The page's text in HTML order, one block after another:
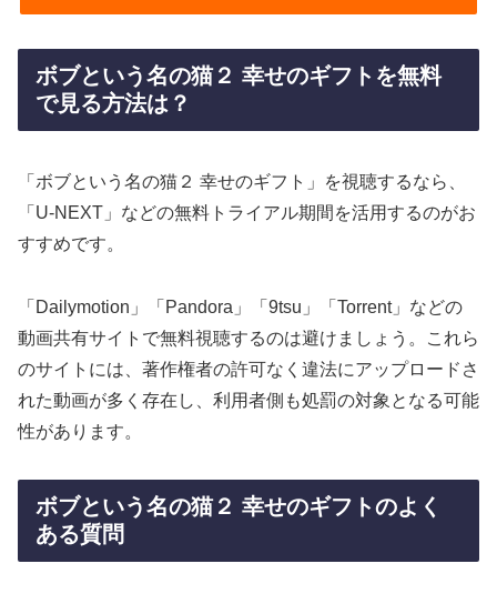
ボブという名の猫２ 幸せのギフトを無料
で見る方法は？
「ボブという名の猫２ 幸せのギフト」を視聴するなら、
「U-NEXT」などの無料トライアル期間を活用するのがお
すすめです。
「Dailymotion」「Pandora」「9tsu」「Torrent」などの
動画共有サイトで無料視聴するのは避けましょう。これら
のサイトには、著作権者の許可なく違法にアップロードさ
れた動画が多く存在し、利用者側も処罰の対象となる可能
性があります。
ボブという名の猫２ 幸せのギフトのよく
ある質問